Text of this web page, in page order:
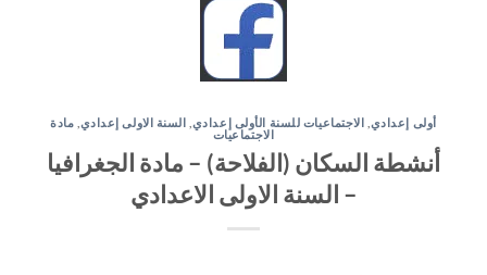
أولى إعدادي الاجتماعيات للسنة الأولى إعدادي السنة الاولى إعدادي مادة
الاجتماعيات
أنشطة السكان (الفلاحة) – مادة الجغرافيا
– السنة الاولى الاعدادي